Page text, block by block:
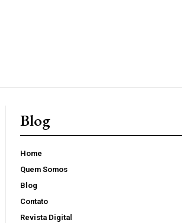
Blog
Home
Quem Somos
Blog
Contato
Revista Digital